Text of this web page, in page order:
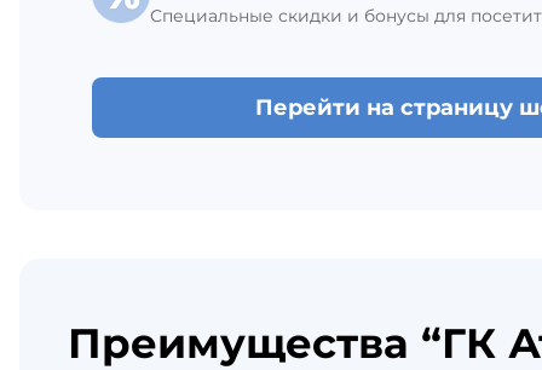
Специальные скидки и бонусы для
Перейти на страницу
Преимущества “ГК